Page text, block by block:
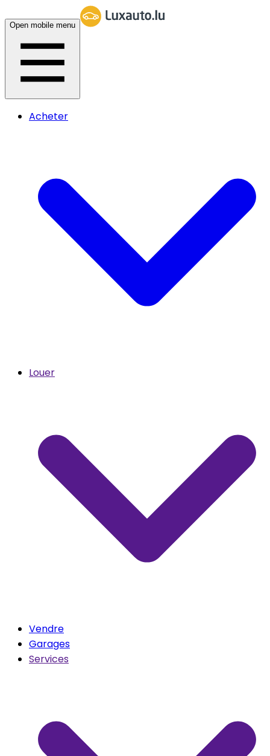
Open mobile menu
Acheter
Louer
Vendre
Garages
Services